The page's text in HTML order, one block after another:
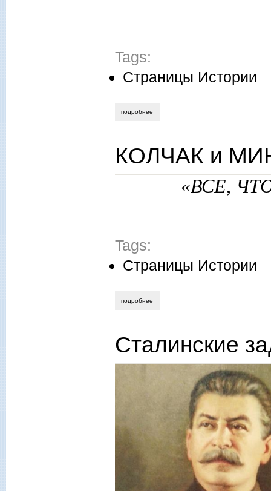
Tags:
Страницы Истории
подробнее
КОЛЧАК и
«ВСЕ,
Tags:
Страницы Истории
подробнее
Сталинские